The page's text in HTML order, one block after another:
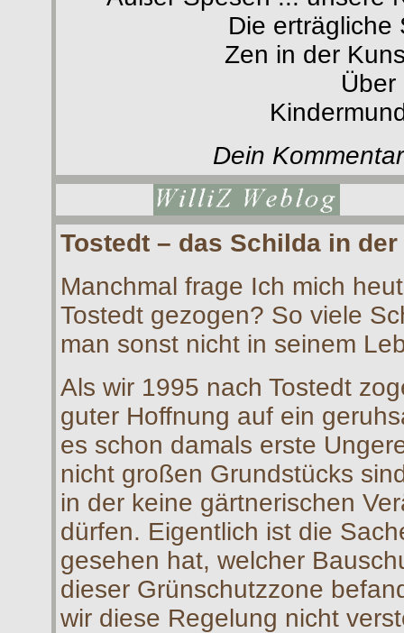
Die erträgliche
Zen in der
Über
Dein
Tostedt – das Schilda in der
Manchmal frage Ich mich
Tostedt gezogen? So viele
man sonst nicht in seinem
Als wir 1995 nach Tostedt
guter Hoffnung auf ein
es schon damals erste
nicht großen Grundstücks
in der keine gärtnerischen
dürfen. Eigentlich ist die
gesehen hat, welcher
dieser Grünschutzzone
wir diese Regelung nicht